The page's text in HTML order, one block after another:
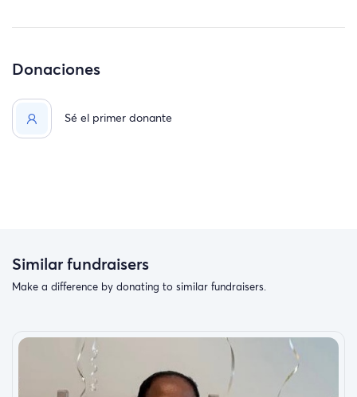
Donaciones
Sé el primer donante
Similar fundraisers
Make a difference by donating to similar fundraisers.